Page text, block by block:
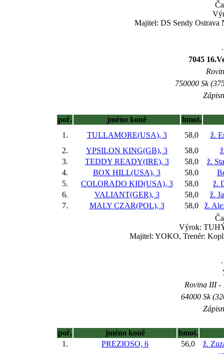
Majitel: DS Sendy Ostrava
7045
750000 Sk
poř. jméno koně
hmot.
1.
TULLAMORE(USA), 3 58,0
ž.
2.
YPSILON KING(GB), 3 58,0
3.
TEDDY READY(IRE), 3 58,0
ž.
4.
BOX HILL(USA), 3 58,0
5.
COLORADO KID(USA), 3 58,0
ž.
6.
VALIANT(GER), 3 58,0
ž.
7.
MALY CZAR(POL), 3 58,0
ž.
Výrok:
Majitel: YOKO, Trenér:
Rovina III -
64000 Sk
poř. jméno koně
hmot.
1.
PREZIOSO, 6 56,0
ž.